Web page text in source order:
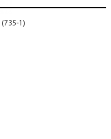
(735-1)